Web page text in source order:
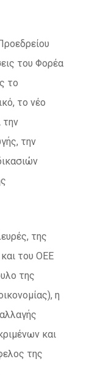
του Φορέα
το
το νέο
την
την
της
του ΟΕΕ
της
η
και
της